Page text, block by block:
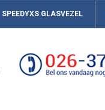
SpeedyXS Speedy-
SPEEDYXS GLASVEZEL